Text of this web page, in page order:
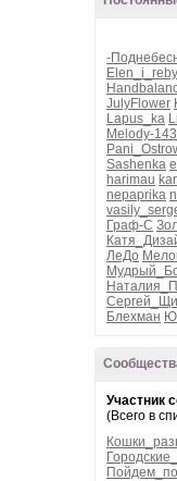
-
JulyFlower
Lapus_ka
Melody-143
Sashenka
harimau
nepaprika
Граф-С
ЛеДо
Блехман
Участник
(Всего в